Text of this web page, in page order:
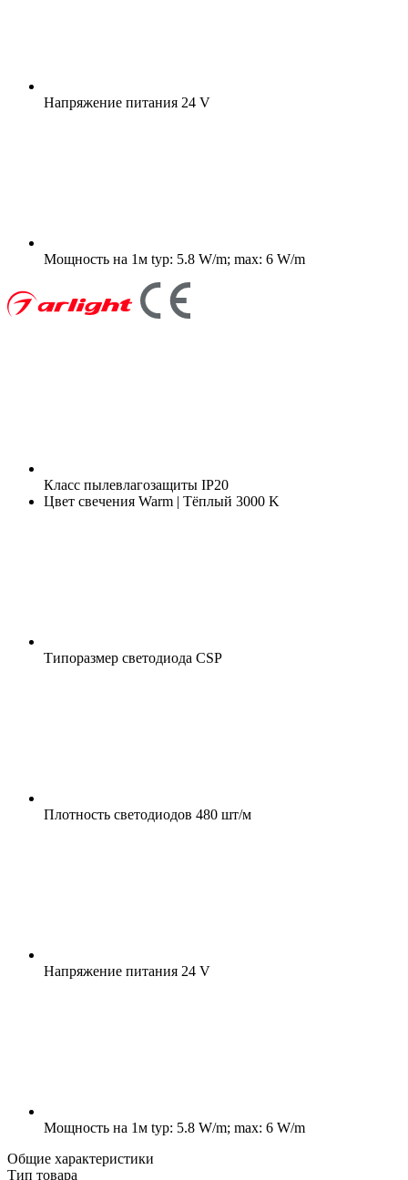
Напряжение питания 24 V
Мощность на 1м typ: 5.8 W/m; max: 6 W/m
Класс пылевлагозащиты IP20
Цвет свечения Warm | Тёплый 3000 K
Типоразмер светодиода CSP
Плотность светодиодов 480 шт/м
Напряжение питания 24 V
Мощность на 1м typ: 5.8 W/m; max: 6 W/m
Общие характеристики
Тип товара